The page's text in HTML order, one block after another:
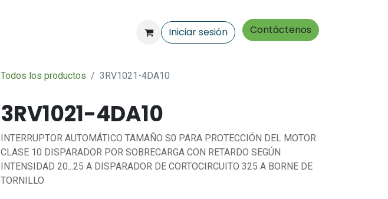
Iniciar sesión Contáctenos
Todos los productos 3RV1021-4DA10
3RV1021-4DA10
INTERRUPTOR AUTOMÁTICO TAMAÑO S0 PARA PROTECCIÓN DEL MOTOR
CLASE 10 DISPARADOR POR SOBRECARGA CON RETARDO SEGÚN
INTENSIDAD 20...25 A DISPARADOR DE CORTOCIRCUITO 325 A BORNE DE
TORNILLO